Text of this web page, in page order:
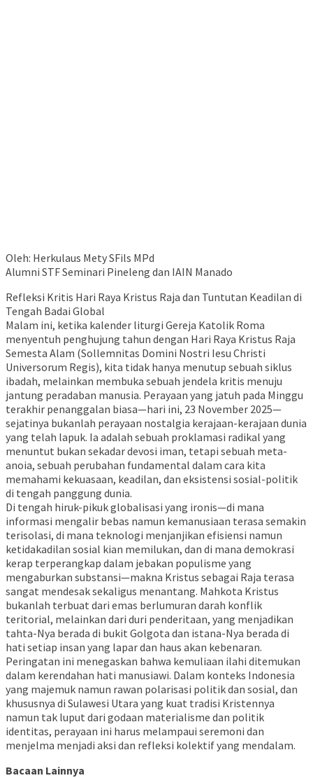
Oleh: Herkulaus Mety SFils MPd
Alumni STF Seminari Pineleng dan IAIN Manado
Refleksi Kritis Hari Raya Kristus Raja dan Tuntutan Keadilan di
Tengah Badai Global
Malam ini, ketika kalender liturgi Gereja Katolik Roma
menyentuh penghujung tahun dengan Hari Raya Kristus Raja
Semesta Alam (Sollemnitas Domini Nostri Iesu Christi
Universorum Regis), kita tidak hanya menutup sebuah siklus
ibadah, melainkan membuka sebuah jendela kritis menuju
jantung peradaban manusia. Perayaan yang jatuh pada Minggu
terakhir penanggalan biasa—hari ini, 23 November 2025—
sejatinya bukanlah perayaan nostalgia kerajaan-kerajaan dunia
yang telah lapuk. Ia adalah sebuah proklamasi radikal yang
menuntut bukan sekadar devosi iman, tetapi sebuah meta-
anoia, sebuah perubahan fundamental dalam cara kita
memahami kekuasaan, keadilan, dan eksistensi sosial-politik
di tengah panggung dunia.
Di tengah hiruk-pikuk globalisasi yang ironis—di mana
informasi mengalir bebas namun kemanusiaan terasa semakin
terisolasi, di mana teknologi menjanjikan efisiensi namun
ketidakadilan sosial kian memilukan, dan di mana demokrasi
kerap terperangkap dalam jebakan populisme yang
mengaburkan substansi—makna Kristus sebagai Raja terasa
sangat mendesak sekaligus menantang. Mahkota Kristus
bukanlah terbuat dari emas berlumuran darah konflik
teritorial, melainkan dari duri penderitaan, yang menjadikan
tahta-Nya berada di bukit Golgota dan istana-Nya berada di
hati setiap insan yang lapar dan haus akan kebenaran.
Peringatan ini menegaskan bahwa kemuliaan ilahi ditemukan
dalam kerendahan hati manusiawi. Dalam konteks Indonesia
yang majemuk namun rawan polarisasi politik dan sosial, dan
khususnya di Sulawesi Utara yang kuat tradisi Kristennya
namun tak luput dari godaan materialisme dan politik
identitas, perayaan ini harus melampaui seremoni dan
menjelma menjadi aksi dan refleksi kolektif yang mendalam.
Bacaan Lainnya